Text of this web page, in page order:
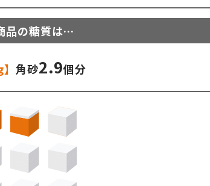
品の糖質は…
角砂2.9個分